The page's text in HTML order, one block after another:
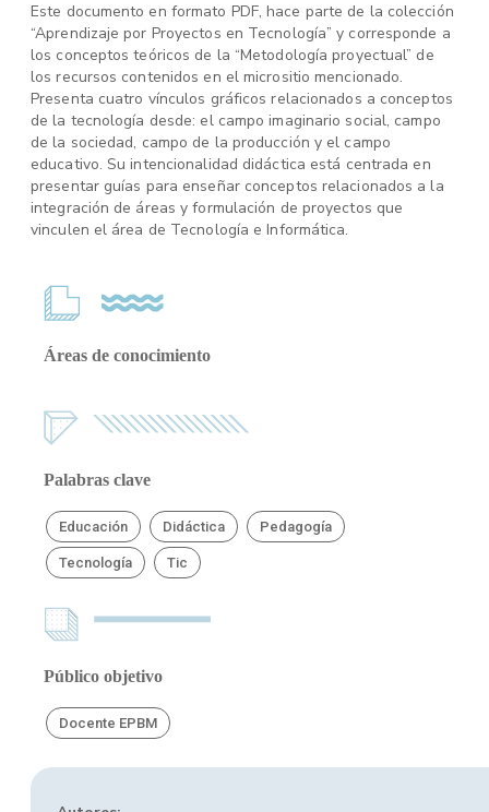
Este documento en formato PDF, hace parte de la colección
“Aprendizaje por Proyectos en Tecnología” y corresponde a
los conceptos teóricos de la “Metodología proyectual” de
los recursos contenidos en el micrositio mencionado.
Presenta cuatro vínculos gráficos relacionados a conceptos
de la tecnología desde: el campo imaginario social, campo
de la sociedad, campo de la producción y el campo
educativo. Su intencionalidad didáctica está centrada en
presentar guías para enseñar conceptos relacionados a la
integración de áreas y formulación de proyectos que
vinculen el área de Tecnología e Informática.
Áreas de conocimiento
Palabras clave
Educación Didáctica Pedagogía
Tecnología Tic
Público objetivo
Docente EPBM